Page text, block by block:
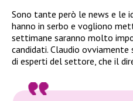
Sono tante però le news e le
hanno in serbo e vogliono
settimane saranno molto
candidati. Claudio
di esperti del settore, che il